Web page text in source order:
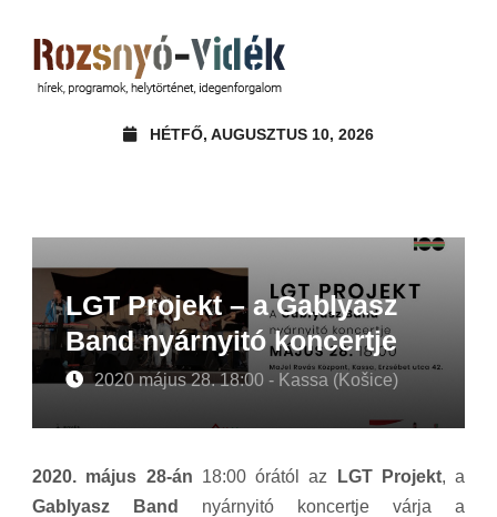
HÉTFŐ, AUGUSZTUS 10, 2026
LGT Projekt – a Gablyasz
Band nyárnyitó koncertje
2020 május 28. 18:00 - Kassa (Košice)
2020. május 28-án 18:00 órától az LGT Projekt, a
Gablyasz Band
nyárnyitó koncertje várja a